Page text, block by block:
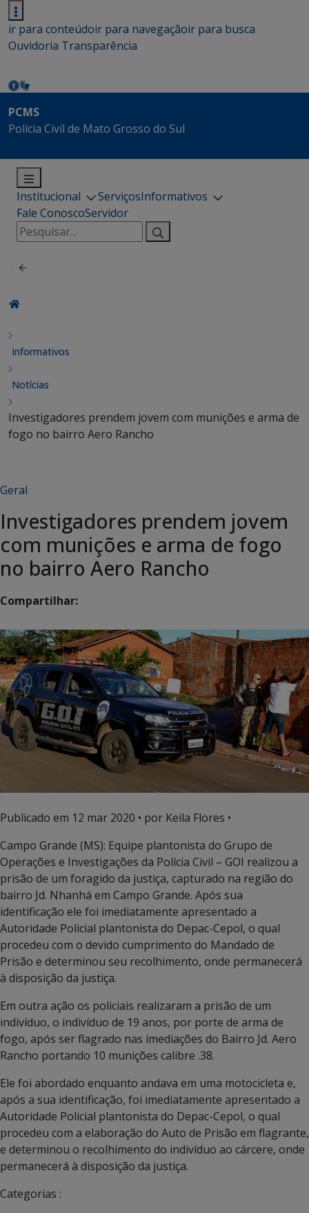
ir para conteúdoir para navegaçãoir para busca
Ouvidoria Transparência
PCMS
Polícia Civil de Mato Grosso do Sul
Institucional ServiçosInformativos
Fale ConoscoServidor
Pesquisar
por:
Informativos
Notícias
Investigadores prendem jovem com munições e arma de
fogo no bairro Aero Rancho
Geral
Investigadores prendem jovem
com munições e arma de fogo
no bairro Aero Rancho
Compartilhar:
Publicado em 12 mar 2020 • por Keila Flores •
Campo Grande (MS): Equipe plantonista do Grupo de
Operações e Investigações da Polícia Civil – GOI realizou a
prisão de um foragido da justiça, capturado na região do
bairro Jd. Nhanhá em Campo Grande. Após sua
identificação ele foi imediatamente apresentado a
Autoridade Policial plantonista do Depac-Cepol, o qual
procedeu com o devido cumprimento do Mandado de
Prisão e determinou seu recolhimento, onde permanecerá
à disposição da justiça.
Em outra ação os policiais realizaram a prisão de um
indivíduo, o indivíduo de 19 anos, por porte de arma de
fogo, após ser flagrado nas imediações do Bairro Jd. Aero
Rancho portando 10 munições calibre .38.
Ele foi abordado enquanto andava em uma motocicleta e,
após a sua identificação, foi imediatamente apresentado a
Autoridade Policial plantonista do Depac-Cepol, o qual
procedeu com a elaboração do Auto de Prisão em flagrante,
e determinou o recolhimento do indivíduo ao cárcere, onde
permanecerá à disposição da justiça.
Categorias :